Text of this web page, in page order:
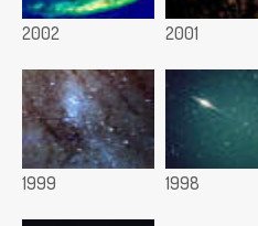
2002 2001
1999 1998